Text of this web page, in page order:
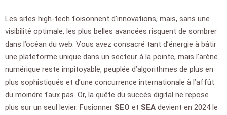
Les sites high-tech foisonnent d’innovations, mais, sans une
visibilité optimale, les plus belles avancées risquent de sombrer
dans l’océan du web. Vous avez consacré tant d’énergie à bâtir
une plateforme unique dans un secteur à la pointe, mais l’arène
numérique reste impitoyable, peuplée d’algorithmes de plus en
plus sophistiqués et d’une concurrence internationale à l’affût
du moindre faux pas. Or, la quête du succès digital ne repose
plus sur un seul levier. Fusionner SEO et SEA devient en 2024 le